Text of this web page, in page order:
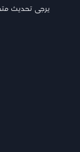
يرجى تحديث